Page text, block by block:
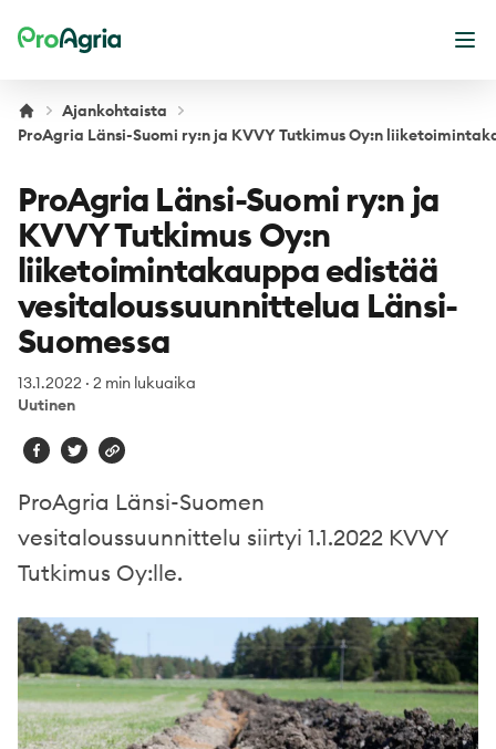
ProAgria
Ajankohtaista
ProAgria Länsi-Suomi ry:n ja KVVY Tutkimus Oy:n
ProAgria Länsi-Suomi ry:n ja
KVVY Tutkimus Oy:n
liiketoimintakauppa edistää
vesitaloussuunnittelua Länsi-
Suomessa
13.1.2022 · 2 min lukuaika
Uutinen
ProAgria Länsi-Suomen
vesitaloussuunnittelu siirtyi 1.1.2022 KVVY
Tutkimus Oy:lle.